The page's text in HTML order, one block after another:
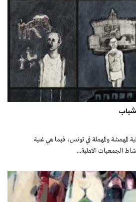
المهمشة والمهملة في تونس، فيما هي غنية
الجمعيات الاهلية...